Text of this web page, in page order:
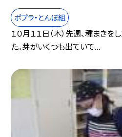
ポプラ・とんぼ組
１０月１１日（木）先週、種まき
た。芽がいくつも出ていて...